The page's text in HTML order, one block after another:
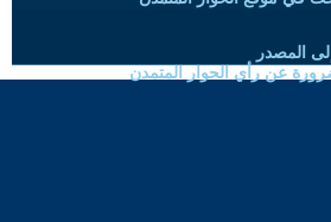
المصدر
عن رأي الحوار المتمدن